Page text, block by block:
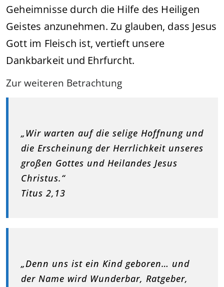
Geheimnisse durch die Hilfe des Heiligen
Geistes anzunehmen. Zu glauben, dass Jesus
Gott im Fleisch ist, vertieft unsere
Dankbarkeit und Ehrfurcht.
Zur weiteren Betrachtung
„Wir warten auf die selige Hoffnung und
die Erscheinung der Herrlichkeit unseres
großen Gottes und Heilandes Jesus
Christus.“
Titus 2,13
„Denn uns ist ein Kind geboren… und
der Name wird Wunderbar, Ratgeber,